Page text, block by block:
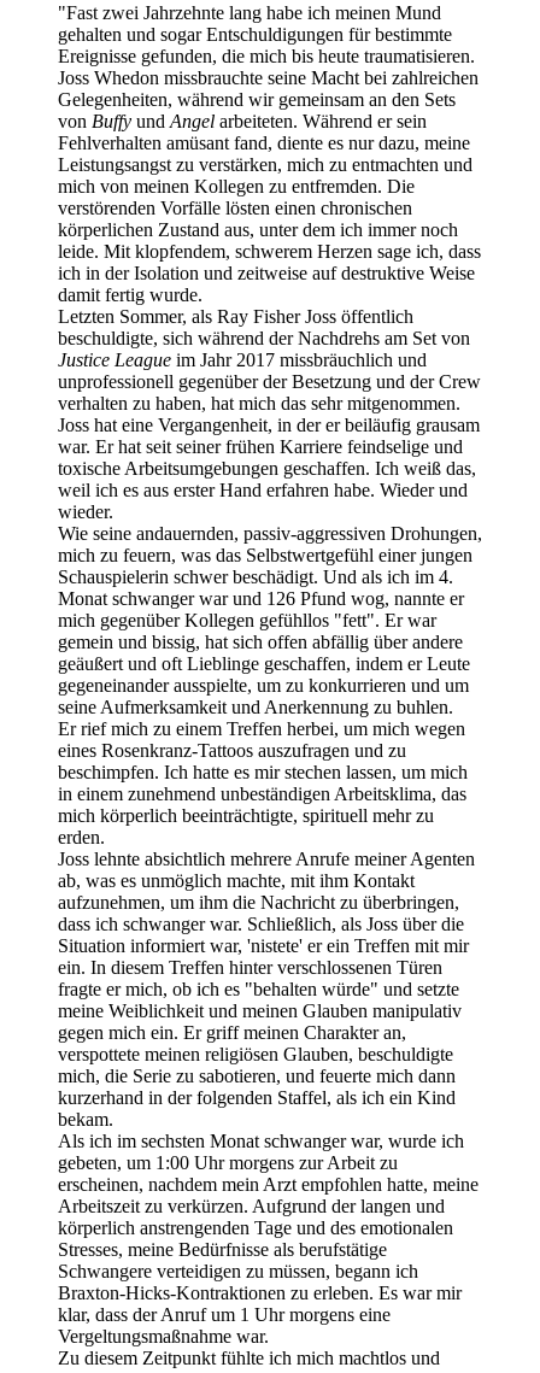
"Fast zwei Jahrzehnte lang habe ich meinen Mund
gehalten und sogar Entschuldigungen für bestimmte
Ereignisse gefunden, die mich bis heute traumatisieren.
Joss Whedon missbrauchte seine Macht bei zahlreichen
Gelegenheiten, während wir gemeinsam an den Sets
von Buffy und Angel arbeiteten. Während er sein
Fehlverhalten amüsant fand, diente es nur dazu, meine
Leistungsangst zu verstärken, mich zu entmachten und
mich von meinen Kollegen zu entfremden. Die
verstörenden Vorfälle lösten einen chronischen
körperlichen Zustand aus, unter dem ich immer noch
leide. Mit klopfendem, schwerem Herzen sage ich, dass
ich in der Isolation und zeitweise auf destruktive Weise
damit fertig wurde.
Letzten Sommer, als Ray Fisher Joss öffentlich
beschuldigte, sich während der Nachdrehs am Set von
Justice League im Jahr 2017 missbräuchlich und
unprofessionell gegenüber der Besetzung und der Crew
verhalten zu haben, hat mich das sehr mitgenommen.
Joss hat eine Vergangenheit, in der er beiläufig grausam
war. Er hat seit seiner frühen Karriere feindselige und
toxische Arbeitsumgebungen geschaffen. Ich weiß das,
weil ich es aus erster Hand erfahren habe. Wieder und
wieder.
Wie seine andauernden, passiv-aggressiven Drohungen,
mich zu feuern, was das Selbstwertgefühl einer jungen
Schauspielerin schwer beschädigt. Und als ich im 4.
Monat schwanger war und 126 Pfund wog, nannte er
mich gegenüber Kollegen gefühllos "fett". Er war
gemein und bissig, hat sich offen abfällig über andere
geäußert und oft Lieblinge geschaffen, indem er Leute
gegeneinander ausspielte, um zu konkurrieren und um
seine Aufmerksamkeit und Anerkennung zu buhlen.
Er rief mich zu einem Treffen herbei, um mich wegen
eines Rosenkranz-Tattoos auszufragen und zu
beschimpfen. Ich hatte es mir stechen lassen, um mich
in einem zunehmend unbeständigen Arbeitsklima, das
mich körperlich beeinträchtigte, spirituell mehr zu
erden.
Joss lehnte absichtlich mehrere Anrufe meiner Agenten
ab, was es unmöglich machte, mit ihm Kontakt
aufzunehmen, um ihm die Nachricht zu überbringen,
dass ich schwanger war. Schließlich, als Joss über die
Situation informiert war, 'nistete' er ein Treffen mit mir
ein. In diesem Treffen hinter verschlossenen Türen
fragte er mich, ob ich es "behalten würde" und setzte
meine Weiblichkeit und meinen Glauben manipulativ
gegen mich ein. Er griff meinen Charakter an,
verspottete meinen religiösen Glauben, beschuldigte
mich, die Serie zu sabotieren, und feuerte mich dann
kurzerhand in der folgenden Staffel, als ich ein Kind
bekam.
Als ich im sechsten Monat schwanger war, wurde ich
gebeten, um 1:00 Uhr morgens zur Arbeit zu
erscheinen, nachdem mein Arzt empfohlen hatte, meine
Arbeitszeit zu verkürzen. Aufgrund der langen und
körperlich anstrengenden Tage und des emotionalen
Stresses, meine Bedürfnisse als berufstätige
Schwangere verteidigen zu müssen, begann ich
Braxton-Hicks-Kontraktionen zu erleben. Es war mir
klar, dass der Anruf um 1 Uhr morgens eine
Vergeltungsmaßnahme war.
Zu diesem Zeitpunkt fühlte ich mich machtlos und